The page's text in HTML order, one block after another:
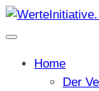
Home
Der